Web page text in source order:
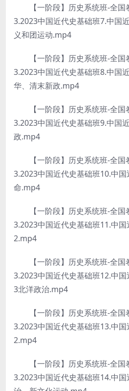
【一阶段】历史系统班-全国
3.2023中国近代史基础班7.中国
义和团运动.mp4
【一阶段】历史系统班-全国
3.2023中国近代史基础班8.中国
华、清末新政.mp4
【一阶段】历史系统班-全国
3.2023中国近代史基础班9.中国
政.mp4
【一阶段】历史系统班-全国
3.2023中国近代史基础班10.中
命.mp4
【一阶段】历史系统班-全国
3.2023中国近代史基础班11.中
2.mp4
【一阶段】历史系统班-全国
3.2023中国近代史基础班12.中
3北洋政治.mp4
【一阶段】历史系统班-全国
3.2023中国近代史基础班13.中
2.mp4
【一阶段】历史系统班-全国
3.2023中国近代史基础班14.中